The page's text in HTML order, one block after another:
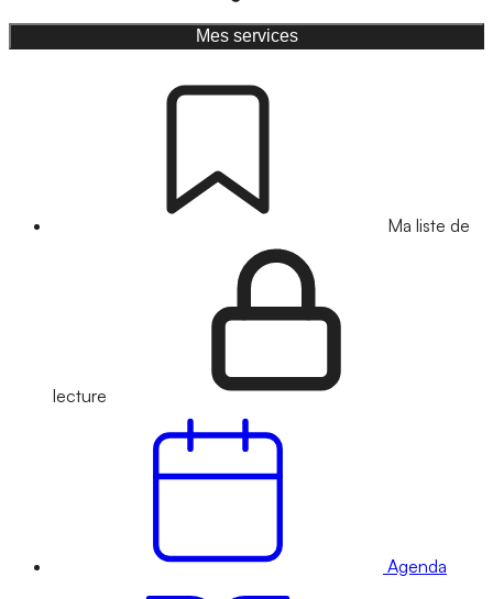
Mes services
Ma liste de
lecture
Agenda